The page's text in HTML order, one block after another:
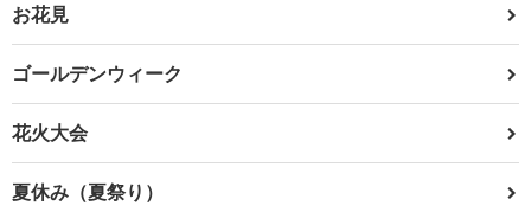
お花見
ゴールデンウィーク
花火大会
夏休み（夏祭り）